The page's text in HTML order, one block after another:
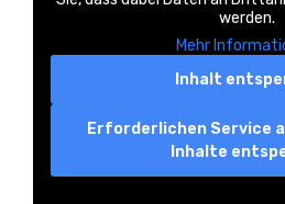
werden.
Mehr
Inhalt
Erforderlichen Service
Inhalte